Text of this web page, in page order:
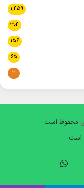
۱,۴۵۹
۳۰۴
۱۵۶
۶۵
۱۱
محفوظ است.
است.
اینستاگرام